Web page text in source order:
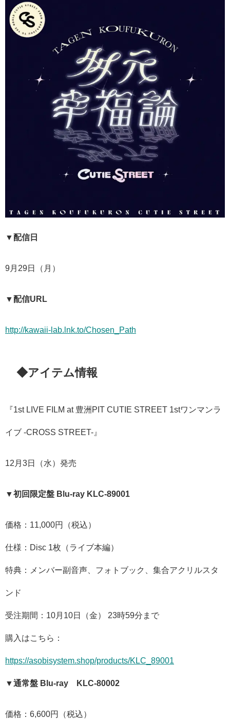
▼配信日
9月29日（月）
▼配信URL
http://kawaii-lab.lnk.to/Chosen_Path
◆アイテム情報
『1st LIVE FILM at 豊洲PIT CUTIE STREET 1stワンマンラ
イブ -CROSS STREET-』
12月3日（水）発売
▼初回限定盤 Blu-ray KLC-89001
価格：11,000円（税込）
仕様：Disc 1枚（ライブ本編）
特典：メンバー副音声、フォトブック、集合アクリルスタ
ンド
受注期間：10月10日（金） 23時59分まで
購入はこちら：
https://asobisystem.shop/products/KLC_89001
▼通常盤 Blu-ray KLC-80002
価格：6,600円（税込）